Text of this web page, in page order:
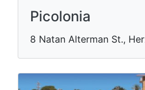
Picolonia
8 Natan Alterman St.,